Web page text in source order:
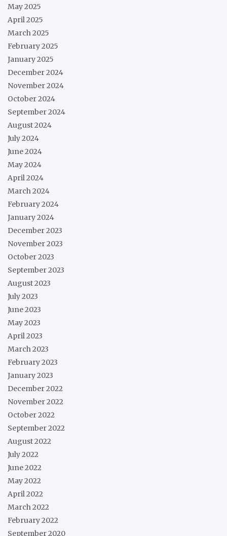
May 2025
April 2025
March 2025
February 2025
January 2025
December 2024
November 2024
October 2024
September 2024
August 2024
July 2024
June 2024
May 2024
April 2024
March 2024
February 2024
January 2024
December 2023
November 2023
October 2023
September 2023
August 2023
July 2023
June 2023
May 2023
April 2023
March 2023
February 2023
January 2023
December 2022
November 2022
October 2022
September 2022
August 2022
July 2022
June 2022
May 2022
April 2022
March 2022
February 2022
September 2020